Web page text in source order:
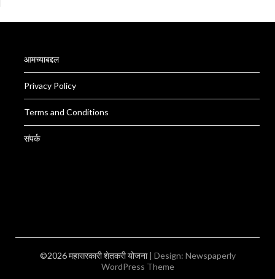
आमच्याबद्दल
Privacy Policy
Terms and Conditions
संपर्क
©2026 महासरकारी शेतकरी योजना| Design: Newspaperly
WordPress Theme